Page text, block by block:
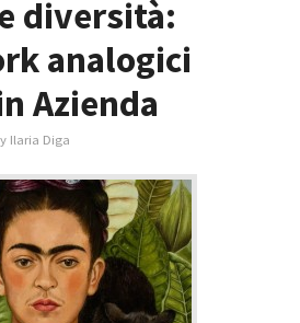
diversità:
analogici
Azienda
Ilaria Diga